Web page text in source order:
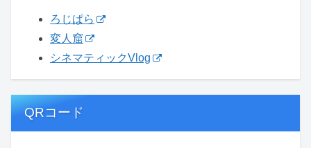
ろじぱら
変人窟
シネマティックVlog
QRコード